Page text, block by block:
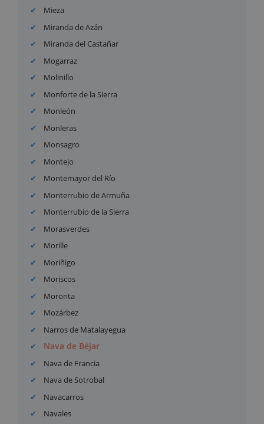
Mieza
Miranda de Azán
Miranda del Castañar
Mogarraz
Molinillo
Monforte de la Sierra
Monleón
Monleras
Monsagro
Montejo
Montemayor del Río
Monterrubio de Armuña
Monterrubio de la Sierra
Morasverdes
Morille
Moriñigo
Moriscos
Moronta
Mozárbez
Narros de Matalayegua
Nava de Béjar
Nava de Francia
Nava de Sotrobal
Navacarros
Navales